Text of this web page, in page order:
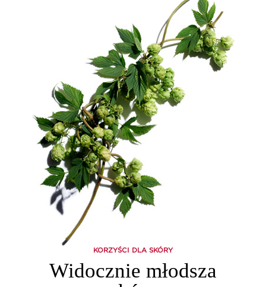
KORZYŚCI DLA SKÓRY
Widocznie młodsza